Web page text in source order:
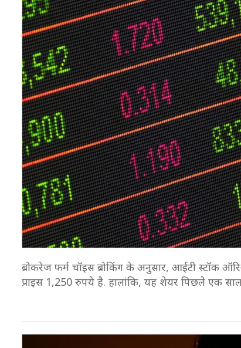
ब्रोकरेज फर्म चॉइस ब्रोकिंग के अनुसार, आईटी स्टॉक
प्राइस 1,250 रुपये है. हालांकि, यह शेयर पिछले एक